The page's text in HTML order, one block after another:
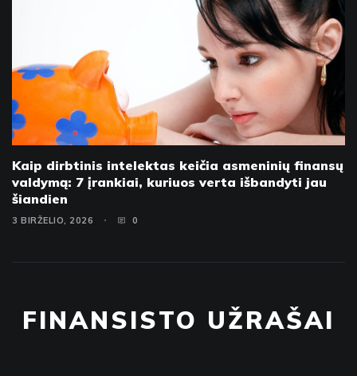
Kaip dirbtinis intelektas keičia asmeninių finansų
valdymą: 7 įrankiai, kuriuos verta išbandyti jau
šiandien
3 BIRŽELIO, 2026 0
FINANSISTO UŽRAŠAI